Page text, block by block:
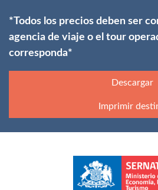
*Todos los precios deben ser
agencia de viaje o el tour
corresponda*
Descargar
Imprimir